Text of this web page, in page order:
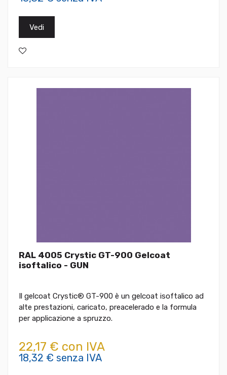
Vedi
RAL 4005 Crystic GT-900 Gelcoat
isoftalico - GUN
Il gelcoat Crystic® GT-900 è un gelcoat isoftalico ad
alte prestazioni, caricato, preacelerado e la formula
per applicazione a spruzzo.
22,17 € con IVA
18,32 € senza IVA